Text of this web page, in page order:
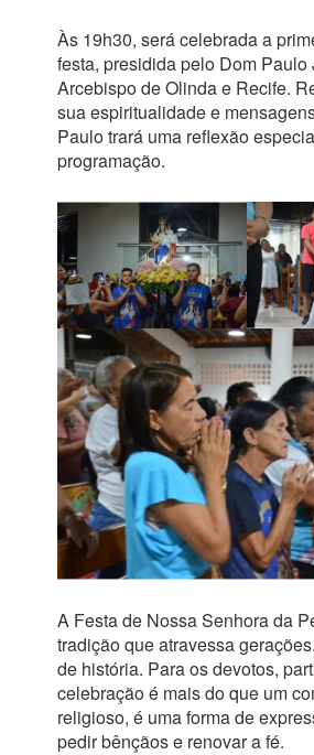
Às 19h30, será celebrada a
festa, presidida pelo Dom Paulo
Arcebispo de Olinda e Recife.
sua espiritualidade e
Paulo trará uma reflexão
programação.
A Festa de Nossa Senhora da
tradição que atravessa
de história. Para os devotos,
celebração é mais do que um
religioso, é uma forma de
pedir bênçãos e renovar a fé.